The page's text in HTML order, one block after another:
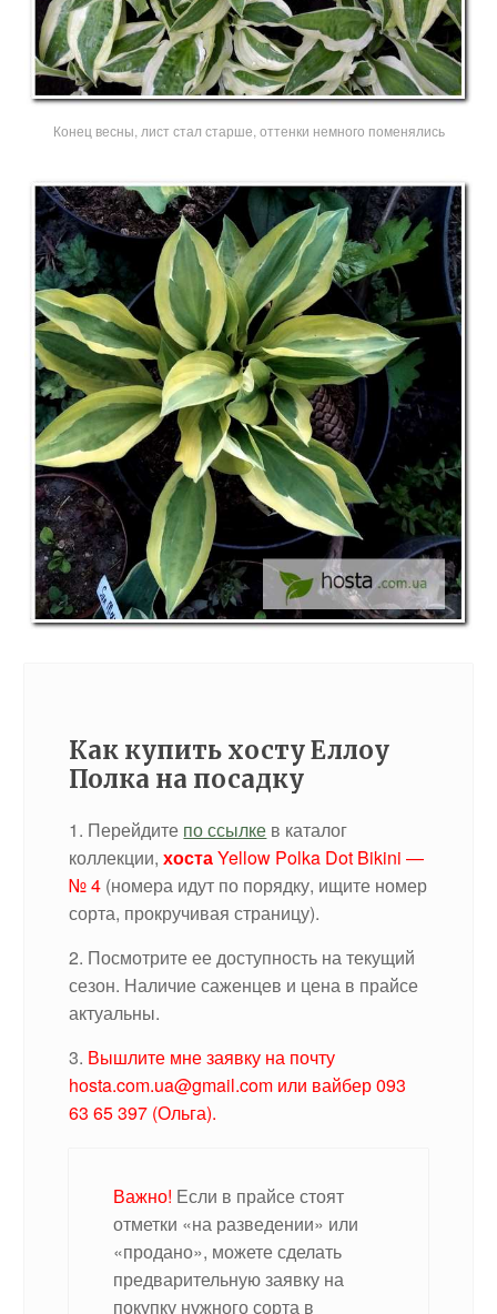
Конец весны, лист стал старше, оттенки немного поменялись
Как купить хосту Еллоу
Полка на посадку
1. Перейдите по ссылке в каталог
коллекции,хостаYellow Polka Dot Bikini —
№ 4 (номера идут по порядку, ищите номер
сорта, прокручивая страницу).
2. Посмотрите ее доступность на текущий
сезон. Наличие саженцев и цена в прайсе
актуальны.
3. Вышлите мне заявку на почту
hosta.com.ua@gmail.com или вайбер 093
63 65 397 (Ольга).
Важно! Если в прайсе стоят
отметки «на разведении» или
«продано», можете сделать
предварительную заявку на
покупку нужного сорта в